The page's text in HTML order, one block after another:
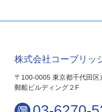
株式会社コーブリッ
〒100-0005 東京都千代田
郵船ビルディング２F